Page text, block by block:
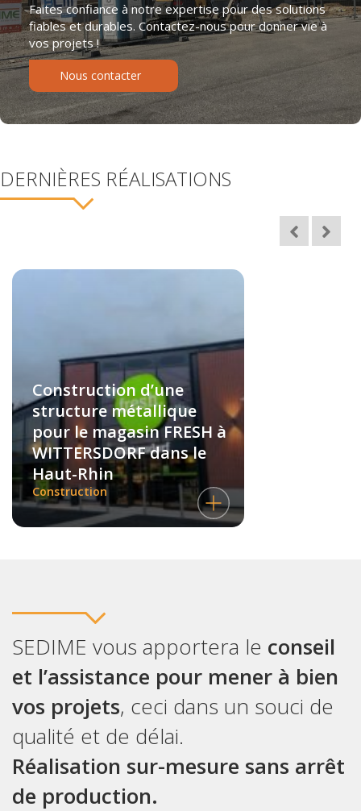
Faites confiance à notre expertise pour des solutions
fiables et durables. Contactez-nous pour donner vie à
vos projets !
Nous contacter
DERNIÈRES RÉALISATIONS
Construction d’une
structure métallique
pour le magasin FRESH à
WITTERSDORF dans le
Haut-Rhin
Construction
SEDIME vous apportera le conseil
et l’assistance pour mener à bien
vos projets, ceci dans un souci de
qualité et de délai.
Réalisation sur-mesure sans arrêt
de production.